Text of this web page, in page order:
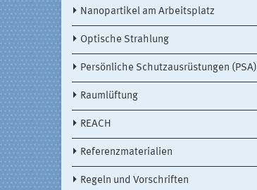
Nanopartikel am Arbeitsplatz
Optische Strahlung
Persönliche Schutzausrüstungen (PSA)
Raumlüftung
REACH
Referenzmaterialien
Regeln und Vorschriften